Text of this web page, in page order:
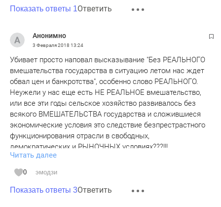
Показать ответы 1Ответить
Анонимно
3 Февраля 2018 13:24
Убивает просто наповал высказывание "Без РЕАЛЬНОГО
вмешательства государства в ситуацию летом нас ждет
обвал цен и банкротства", особенно слово РЕАЛЬНОГО.
Неужели у нас еще есть НЕ РЕАЛЬНОЕ вмешательство,
или все эти годы сельское хозяйство развивалось без
всякого ВМЕШАТЕЛЬСТВА государства и сложившиеся
экономические условия это следствие безпрестрастного
функционирования отрасли в свободных,
демократических и РЫНОЧНЫХ условиях???!!!
НЕТ!!!
Годами уничтожали отрасль и продолжают уничтожать,
без жалости и сострадания и причем при ПРЯМОМ И
РЕАЛЬНОМ вмешательстве в эти процессы
Читать далее
0 эмодзи
Показать ответы 3Ответить